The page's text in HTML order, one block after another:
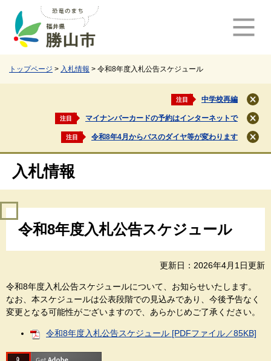
トップページ > 入札情報 > 令和8年度入札公告スケジュール
注目 中学校再編
閉
じ
る
注目 マイナンバーカードの予約はインターネットで
閉
じ
る
注目 令和8年4月からバスのダイヤ等が変わります
閉
じ
入札情報
令和8年度入札公告スケジュール
更新日：2026年4月1日更新
令和8年度入札公告スケジュールについて、お知らせいたします。
なお、本スケジュールは公表段階での見込みであり、今後予告なく
変更となる可能性がございますので、あらかじめご了承ください。
令和8年度入札公告スケジュール [PDFファイル／85KB]